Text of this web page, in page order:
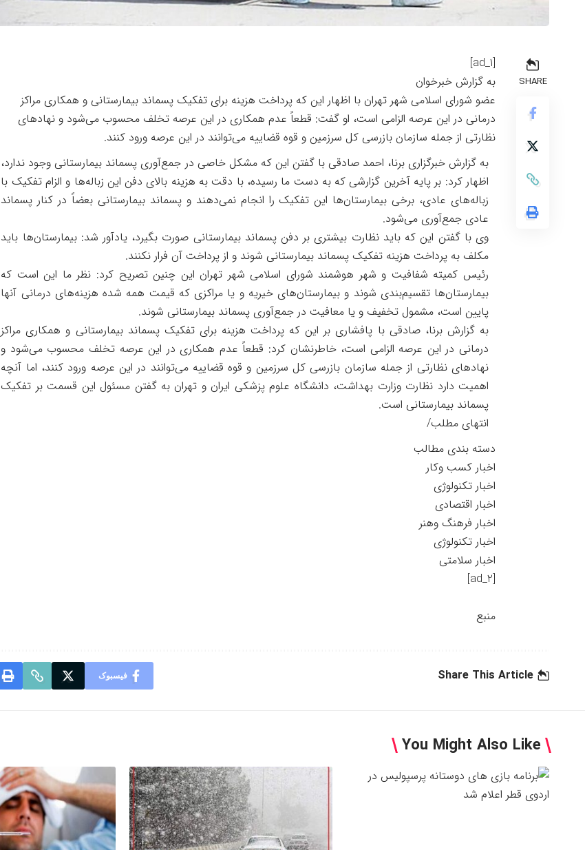
SHARE
[ad_1]
به گزارش خبرخوان
عضو شورای اسلامی شهر تهران با اظهار این که پرداخت هزینه برای تفکیک پسماند بیمارستانی و همکاری مراکز
درمانی در این عرصه الزامی است، او گفت: قطعاً عدم همکاری در این عرصه تخلف محسوب می‌شود و نهاد‌های
نظارتی از جمله سازمان بازرسی کل سرزمین و قوه قضاییه می‌توانند در این عرصه ورود کنند.
به گزارش خبرگزاری برنا، احمد صادقی با گفتن این که مشکل خاصی در جمع‌آوری پسماند بیمارستانی وجود ندارد،
اظهار کرد: بر پایه آخرین گزارشی که به دست ما رسیده، با دقت به هزینه بالای دفن این زباله‌ها و الزام تفکیک با
زباله‌های عادی، برخی بیمارستان‌ها این تفکیک را انجام نمی‌دهند و پسماند بیمارستانی بعضاً در کنار پسماند
عادی جمع‌آوری می‌شود.
وی با گفتن این که باید نظارت بیشتری بر دفن پسماند بیمارستانی صورت بگیرد، یادآور شد: بیمارستان‌ها باید
مکلف به پرداخت هزینه تفکیک پسماند بیمارستانی شوند و از پرداخت آن فرار نکنند.
رئیس کمیته شفافیت و شهر هوشمند شورای اسلامی شهر تهران این چنین تصریح کرد: نظر ما این است که
بیمارستان‌ها تقسیم‌بندی شوند و بیمارستان‌های خیریه و یا مراکزی که قیمت همه شده هزینه‌های درمانی آنها
پایین است، مشمول تخفیف و یا معافیت در جمع‌آوری پسماند بیمارستانی شوند.
به گزارش برنا، صادقی با پافشاری بر این که پرداخت هزینه برای تفکیک پسماند بیمارستانی و همکاری مراکز
درمانی در این عرصه الزامی است، خاطرنشان کرد: قطعاً عدم همکاری در این عرصه تخلف محسوب می‌شود و
نهاد‌های نظارتی از جمله سازمان بازرسی کل سرزمین و قوه قضاییه می‌توانند در این عرصه ورود کنند، اما آنچه
اهمیت دارد نظارت وزارت بهداشت، دانشگاه علوم پزشکی ایران و تهران به گفتن مسئول این قسمت بر تفکیک
پسماند بیمارستانی است.
انتهای مطلب/
دسته بندی مطالب
اخبار کسب وکار
اخبار تکنولوژی
اخبار اقتصادی
اخبار فرهنگ وهنر
اخبار تکنولوژی
اخبار سلامتی
[ad_2]
منبع
Share This Article فیسبوک
You Might Also Like